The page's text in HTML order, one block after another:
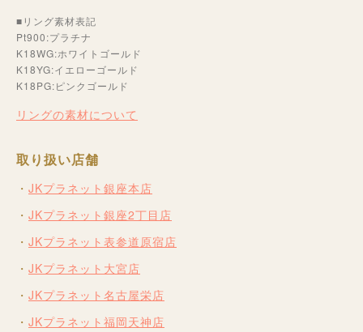
■リング素材表記
Pt900:プラチナ
K18WG:ホワイトゴールド
K18YG:イエローゴールド
K18PG:ピンクゴールド
リングの素材について
取り扱い店舗
JKプラネット銀座本店
JKプラネット銀座2丁目店
JKプラネット表参道原宿店
JKプラネット大宮店
JKプラネット名古屋栄店
JKプラネット福岡天神店